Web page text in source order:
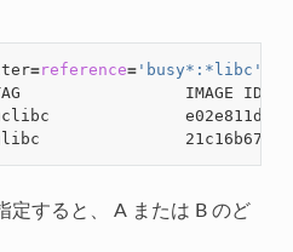
=reference='busy*:*libc'
TAG                 IMAGE
uclibc
glibc
定すると、 A または B のど